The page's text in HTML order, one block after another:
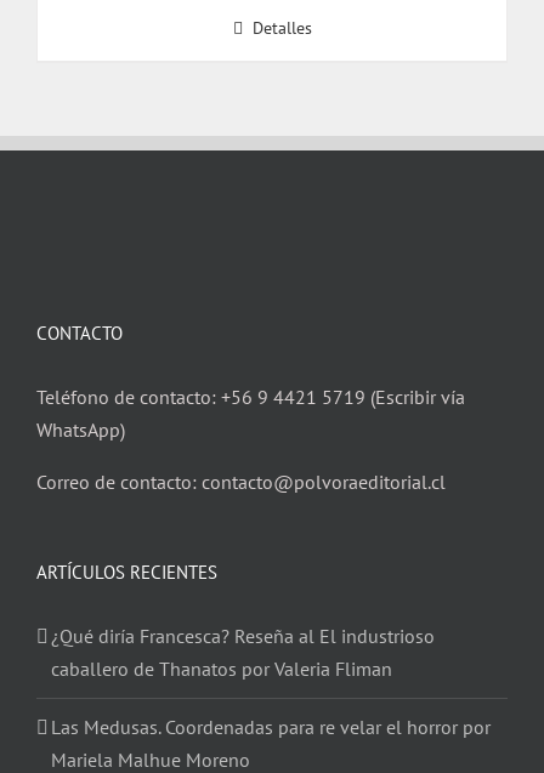
Detalles
CONTACTO
Teléfono de contacto: +56 9 4421 5719 (Escribir vía
WhatsApp)
Correo de contacto: contacto@polvoraeditorial.cl
ARTÍCULOS RECIENTES
¿Qué diría Francesca? Reseña al El industrioso
caballero de Thanatos por Valeria Fliman
Las Medusas. Coordenadas para re velar el horror por
Mariela Malhue Moreno